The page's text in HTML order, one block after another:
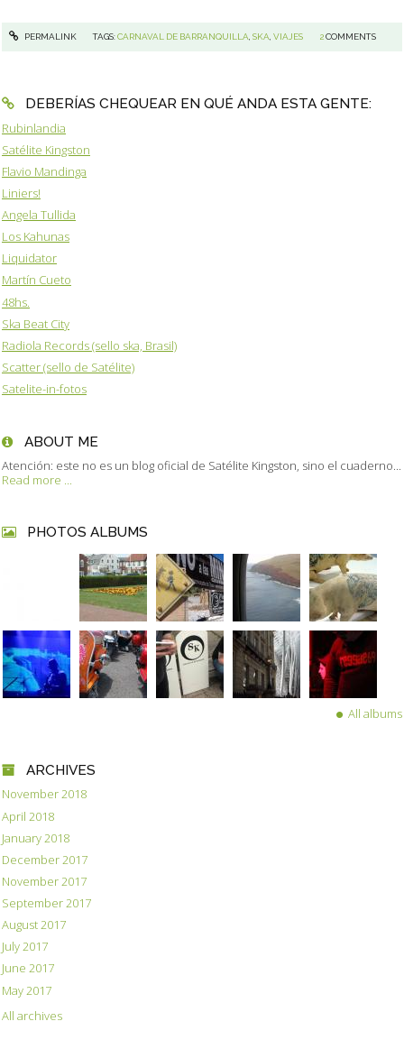
PERMALINK TAGS:CARNAVAL DE BARRANQUILLA SKA VIAJES 2COMMENTS
DEBERÍAS CHEQUEAR EN QUÉ ANDA ESTA GENTE:
Rubinlandia
Satélite Kingston
Flavio Mandinga
Liniers!
Angela Tullida
Los Kahunas
Liquidator
Martín Cueto
48hs.
Ska Beat City
Radiola Records (sello ska, Brasil)
Scatter (sello de Satélite)
Satelite-in-fotos
ABOUT ME
Atención: este no es un blog oficial de Satélite Kingston, sino el cuaderno...
Read more ...
PHOTOS ALBUMS
All albums
ARCHIVES
November 2018
April 2018
January 2018
December 2017
November 2017
September 2017
August 2017
July 2017
June 2017
May 2017
All archives